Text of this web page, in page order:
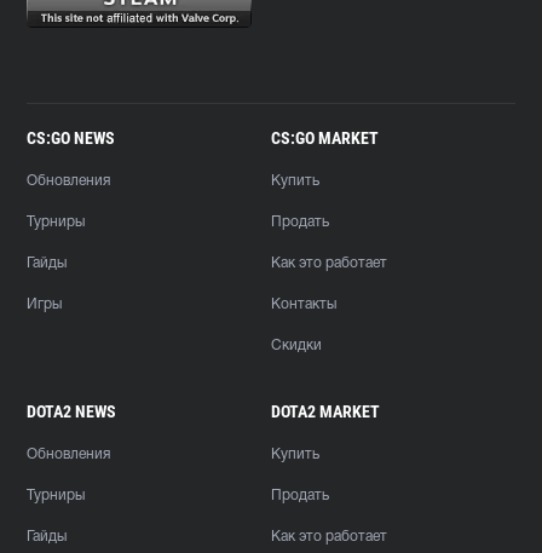
CS:GO NEWS
Обновления
Турниры
Гайды
Игры
CS:GO MARKET
Купить
Продать
Как это работает
Контакты
Скидки
DOTA2 NEWS
Обновления
Турниры
Гайды
DOTA2 MARKET
Купить
Продать
Как это работает